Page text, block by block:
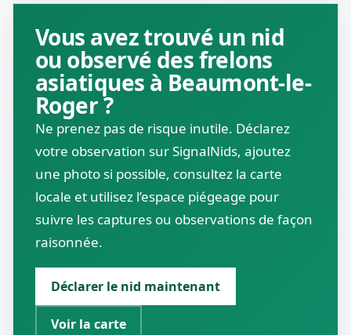
Vous avez trouvé un nid
ou observé des frelons
asiatiques à Beaumont-le-
Roger ?
Ne prenez pas de risque inutile. Déclarez
votre observation sur SignalNids, ajoutez
une photo si possible, consultez la carte
locale et utilisez l’espace piégeage pour
suivre les captures ou observations de façon
raisonnée.
Déclarer le nid maintenant
Voir la carte